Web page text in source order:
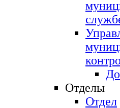
Отделы
Отдел